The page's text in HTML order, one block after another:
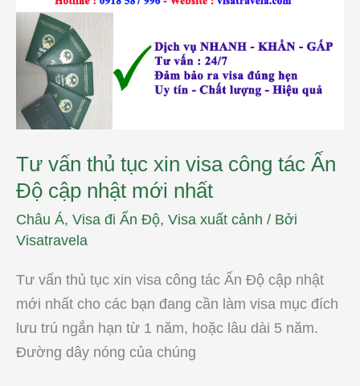
Tư vấn thủ tục xin visa công tác Ấn
Độ cập nhật mới nhất
Châu Á, Visa đi Ấn Độ, Visa xuất cảnh / Bởi
Visatravela
Tư vấn thủ tục xin visa công tác Ấn Độ cập nhật
mới nhất cho các bạn đang cần làm visa mục đích
lưu trú ngắn hạn từ 1 năm, hoặc lâu dài 5 năm.
Đường dây nóng của chúng
xin
visa
công
tác
Ấn
cập
nhật
mới